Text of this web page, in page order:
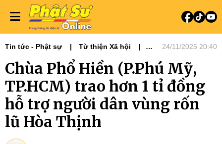
Tin tức - Phật sự
Từ thiện Xã hội
Tin Tức Hoạt Động
Từ Thiện Xã Hội
24/11/2025 20:40
Chùa Phổ Hiền (P.Phú Mỹ,
TP.HCM) trao hơn 1 tỉ đồng
hỗ trợ người dân vùng rốn
lũ Hòa Thịnh